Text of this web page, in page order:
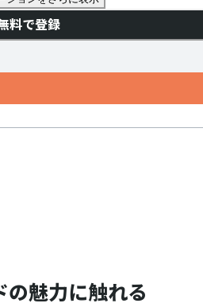
料で登録
の魅力に触れる